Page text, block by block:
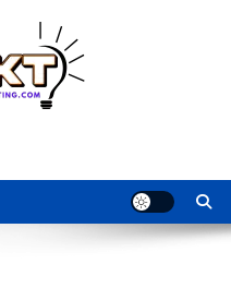
| Vivendo